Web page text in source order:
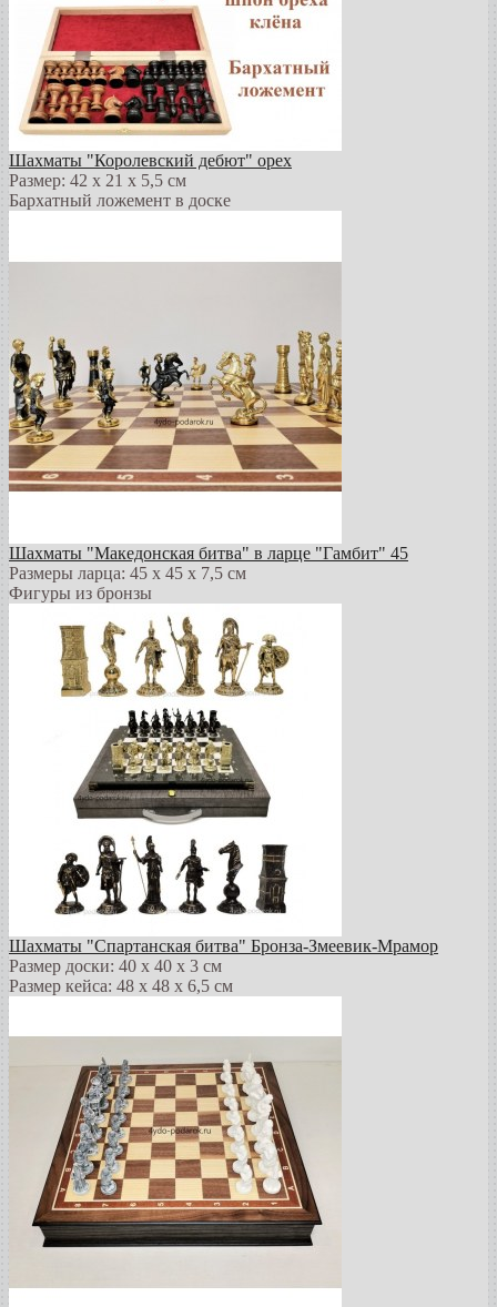
Шахматы "Королевский дебют" орех
Размер: 42 х 21 х 5,5 см
Бархатный ложемент в доске
Шахматы "Македонская битва" в ларце "Гамбит" 45
Размеры ларца: 45 x 45 х 7,5 см
Фигуры из бронзы
Шахматы "Спартанская битва" Бронза-Змеевик-Мрамор
Размер доски: 40 х 40 х 3 см
Размер кейса: 48 х 48 х 6,5 см